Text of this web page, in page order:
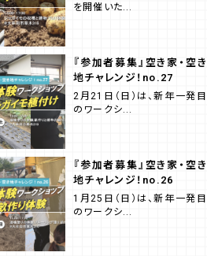
を開催いた...
『参加者募集』空き家・空き
地チャレンジ！no.27
2月21日（日）は、新年一発目
のワークシ...
『参加者募集』空き家・空き
地チャレンジ！no.26
1月25日（日）は、新年一発目
のワークシ...